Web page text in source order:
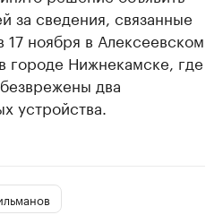
за сведения, связанные
17 ноября в Алексеевском
городе Нижнекамске, где
два
устройства.